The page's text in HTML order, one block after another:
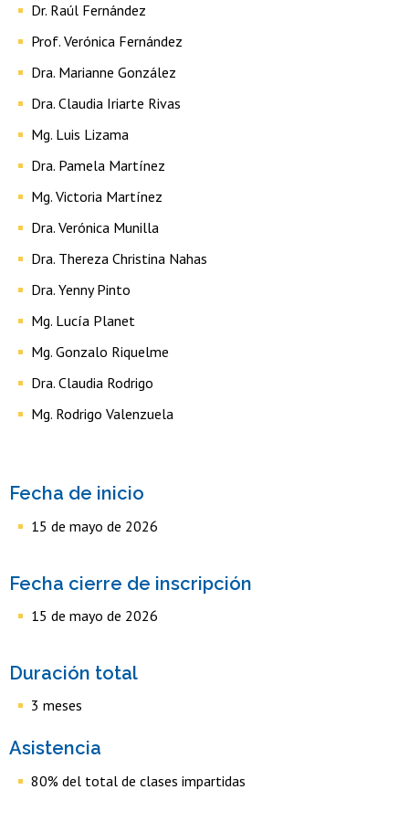
Dr. Raúl Fernández
Prof. Verónica Fernández
Dra. Marianne González
Dra. Claudia Iriarte Rivas
Mg. Luis Lizama
Dra. Pamela Martínez
Mg. Victoria Martínez
Dra. Verónica Munilla
Dra. Thereza Christina Nahas
Dra. Yenny Pinto
Mg. Lucía Planet
Mg. Gonzalo Riquelme
Dra. Claudia Rodrigo
Mg. Rodrigo Valenzuela
Fecha de inicio
15 de mayo de 2026
Fecha cierre de inscripción
15 de mayo de 2026
Duración total
3 meses
Asistencia
80% del total de clases impartidas